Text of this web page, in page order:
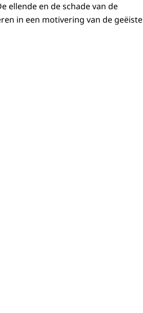
ellende en de schade van de
in een motivering van de geëiste